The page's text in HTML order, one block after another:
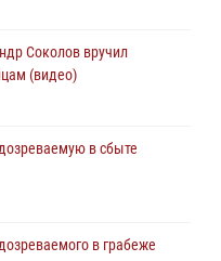
Соколов вручил
(видео)
в сбыте
в грабеже